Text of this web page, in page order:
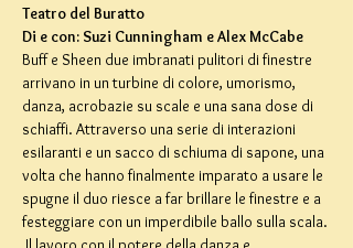
Teatro del Buratto
Di e con: Suzi Cunningham e Alex McCabe
Buff e Sheen due imbranati pulitori di finestre
arrivano in un turbine di colore, umorismo,
danza, acrobazie su scale e una sana dose di
schiaffi. Attraverso una serie di interazioni
esilaranti e un sacco di schiuma di sapone, una
volta che hanno finalmente imparato a usare le
spugne il duo riesce a far brillare le finestre e a
festeggiare con un imperdibile ballo sulla scala.